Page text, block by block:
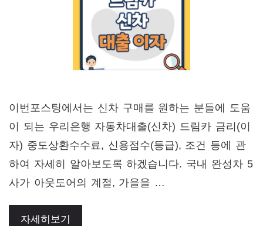
이번포스팅에서는 신차 구매를 원하는 분들에 도움
이 되는 우리은행 자동차대출(신차) 드림카 금리(이
자) 중도상환수수료, 신용점수(등급), 조건 등에 관
하여 자세히 알아보도록 하겠습니다. 국내 완성차 5
사가 아웃도어의 계절, 가을을 …
자세히보기